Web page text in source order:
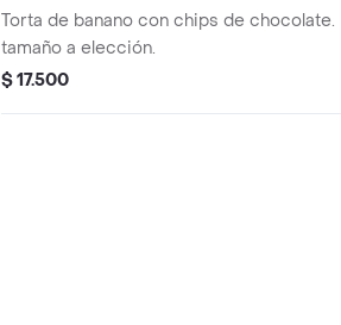
Torta de banano con chips de chocolate.
tamaño a elección.
$ 17.500